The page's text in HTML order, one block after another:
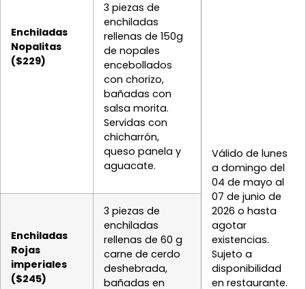
Enchiladas
Nopalitas
($229)
3 piezas de
enchiladas
rellenas de 150g
de nopales
encebollados
con chorizo,
bañadas con
salsa morita.
Servidas con
chicharrón,
queso panela y
aguacate.
Válido de lunes
a domingo del
04 de mayo al
07 de junio de
2026 o hasta
agotar
existencias.
Sujeto a
disponibilidad
en restaurante.
Enchiladas
Rojas
imperiales
($245)
3 piezas de
enchiladas
rellenas de 60 g
carne de cerdo
deshebrada,
bañadas en